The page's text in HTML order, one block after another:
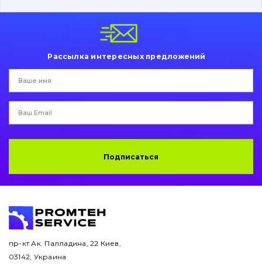
Трансмиссия
Рама и кузов
Буровой инструмент
Электрооборудование
Рассылка интересных предложений
Подписаться
пр-кт Ак. Палладина, 22 Киев,
03142, Украина